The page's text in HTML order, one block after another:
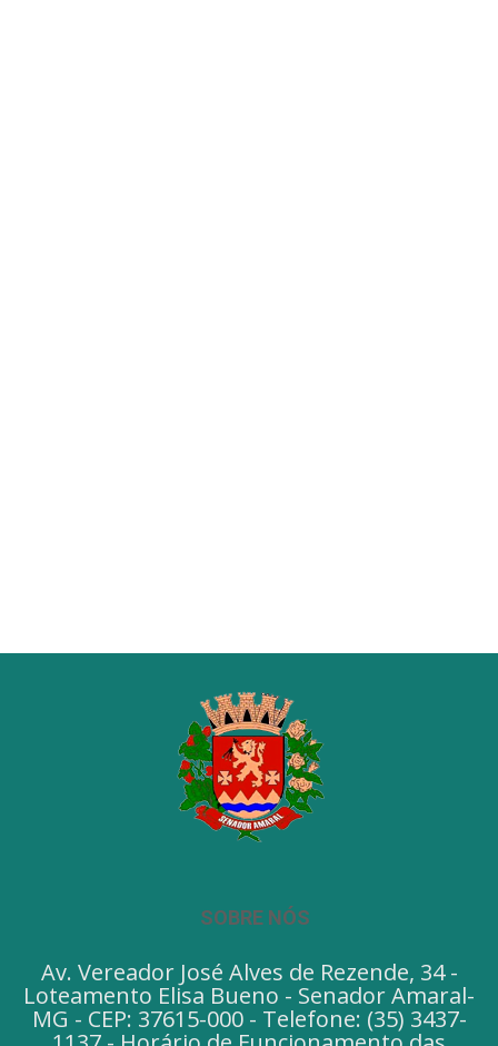
SOBRE NÓS
Av. Vereador José Alves de Rezende, 34 -
Loteamento Elisa Bueno - Senador Amaral-
MG - CEP: 37615-000 - Telefone: (35) 3437-